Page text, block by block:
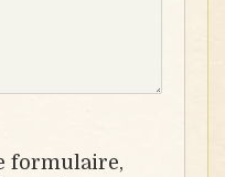
formulaire,